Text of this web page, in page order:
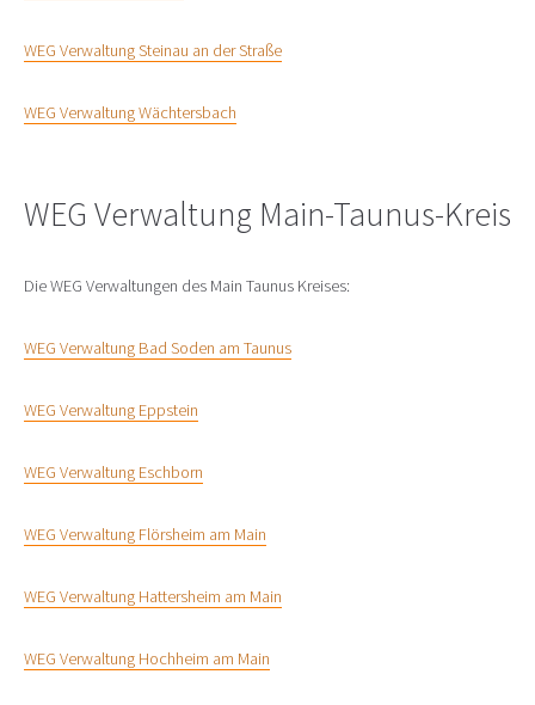
WEG Verwaltung Steinau an der Straße
WEG Verwaltung Wächtersbach
WEG Verwaltung Main-Taunus-Kreis
Die WEG Verwaltungen des Main Taunus Kreises:
WEG Verwaltung Bad Soden am Taunus
WEG Verwaltung Eppstein
WEG Verwaltung Eschborn
WEG Verwaltung Flörsheim am Main
WEG Verwaltung Hattersheim am Main
WEG Verwaltung Hochheim am Main